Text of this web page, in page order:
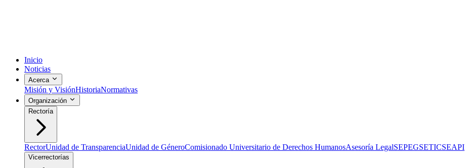
Inicio
Noticias
Acerca
Misión y VisiónHistoriaNormativas
Organización
Rectoría
RectorUnidad de TransparenciaUnidad de GéneroComisionado Universitario de Derechos HumanosAsesoría LegalSEPEGSETICSEAPI
Vicerrectorías